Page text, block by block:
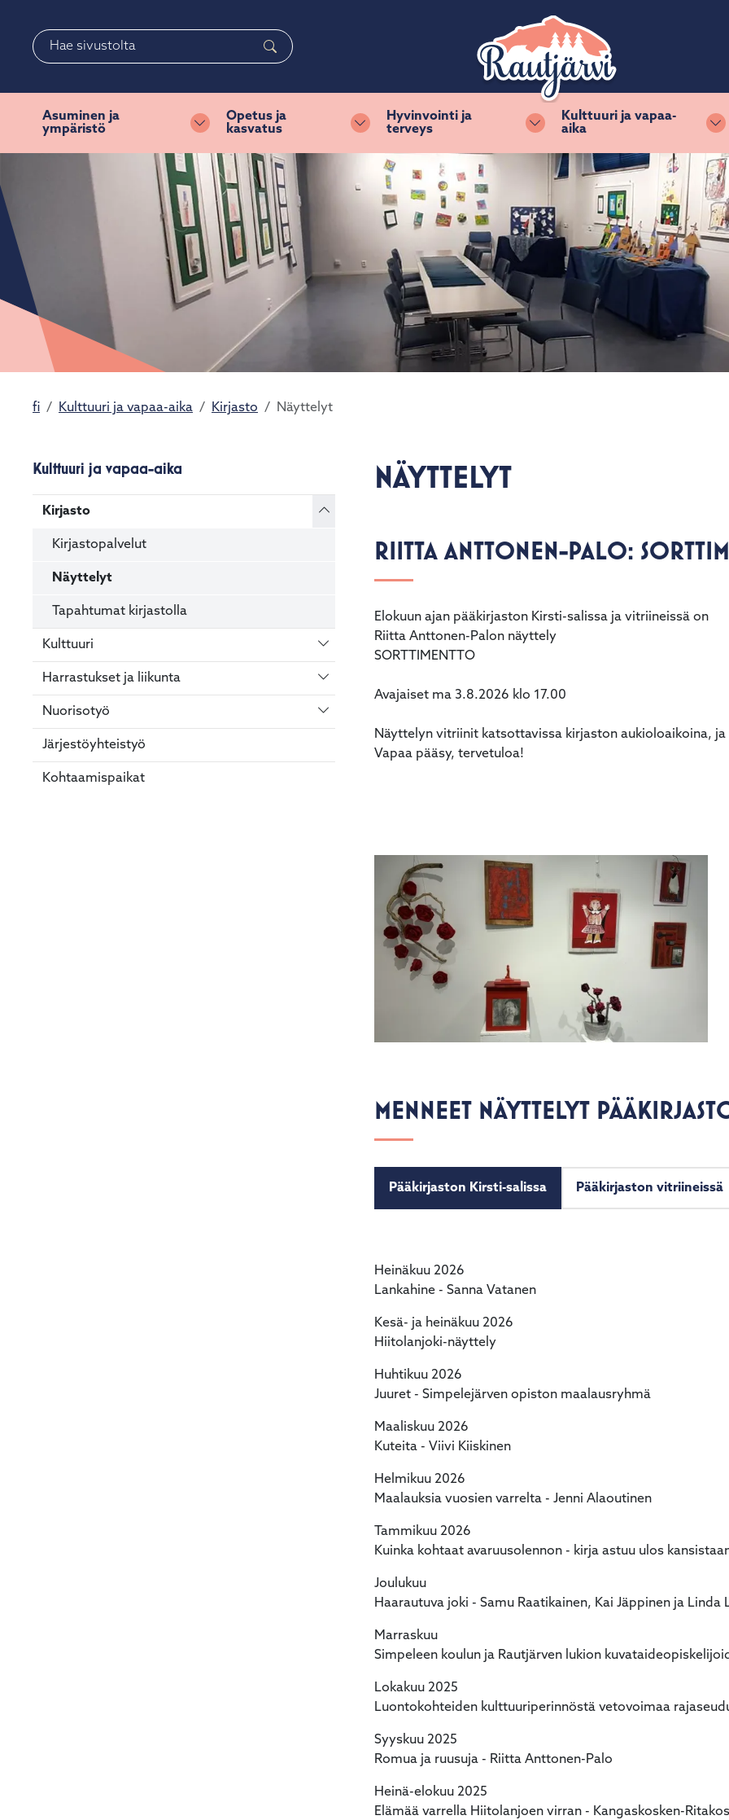
Haku
Asuminen ja
ympäristö
Vaihda alasvetovalikkoa
Opetus ja
kasvatus
Vaihda alasvetovalikkoa
Hyvinvointi ja
terveys
Vaihda alasvetovalikkoa
Kulttuuri ja vapaa-
aika
fi Kulttuuri ja vapaa-aika Kirjasto Näyttelyt
Kulttuuri ja vapaa-aika
Kirjasto Vaihda alasvetovalikkoa
Kirjastopalvelut
Näyttelyt
Tapahtumat kirjastolla
Kulttuuri Vaihda alasvetovalikkoa
Harrastukset ja liikunta Vaihda alasvetovalikkoa
Nuorisotyö Vaihda alasvetovalikkoa
Järjestöyhteistyö
Kohtaamispaikat
NÄYTTELYT
RIITTA ANTTONEN-PALO:
Elokuun ajan pääkirjaston Kirsti-salissa ja vitriineissä on
Riitta Anttonen-Palon näyttely
SORTTIMENTTO
Avajaiset ma 3.8.2026 klo 17.00
Näyttelyn vitriinit katsottavissa kirjaston aukioloaikoina,
Vapaa pääsy, tervetuloa!
MENNEET NÄYTTELYT
Pääkirjaston Kirsti-salissa Pääkirjaston vitriineissä
Heinäkuu 2026
Lankahine - Sanna Vatanen
Kesä- ja heinäkuu 2026
Hiitolanjoki-näyttely
Huhtikuu 2026
Juuret - Simpelejärven opiston maalausryhmä
Maaliskuu 2026
Kuteita - Viivi Kiiskinen
Helmikuu 2026
Maalauksia vuosien varrelta - Jenni Alaoutinen
Tammikuu 2026
Kuinka kohtaat avaruusolennon - kirja astuu ulos
Joulukuu
Haarautuva joki - Samu Raatikainen, Kai Jäppinen ja Linda
Marraskuu
Simpeleen koulun ja Rautjärven lukion
Lokakuu 2025
Luontokohteiden kulttuuriperinnöstä vetovoimaa
Syyskuu 2025
Romua ja ruusuja - Riitta Anttonen-Palo
Heinä-elokuu 2025
Elämää varrella Hiitolanjoen virran - Kangaskosken-